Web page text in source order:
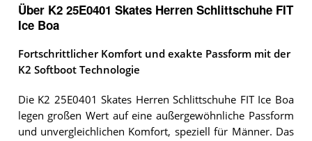
Über K2 25E0401 Skates Herren Schlittschuhe FIT
Ice Boa
Fortschrittlicher Komfort und exakte Passform mit der
K2 Softboot Technologie
Die K2 25E0401 Skates Herren Schlittschuhe FIT Ice Boa
legen großen Wert auf eine außergewöhnliche Passform
und unvergleichlichen Komfort, speziell für Männer. Das